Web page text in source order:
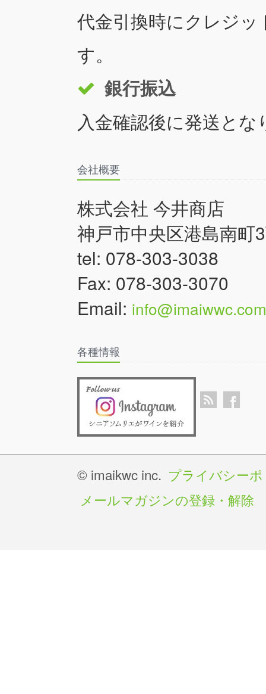
代金引換時にクレジ
す。
銀行振込
入金確認後に発送とな
会社概要
株式会社 今井商店
神戸市中央区港島南町
tel: 078-303-3038
Fax: 078-303-3070
Email: info@imaiwwc.com
各種情報
© imaikwc inc. プライバシー
メールマガジンの登録・解除